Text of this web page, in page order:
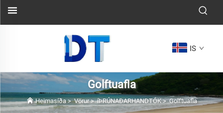
IS
Golftuafla
Heimasíða>Vörur>íÞRÚNAÐARHANDTÓK>Golftuafla